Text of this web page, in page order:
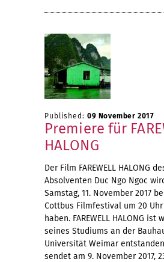
Published: 09 November 2017
Premiere für
HALONG
Der Film FAREWELL HALONG
Absolventen Duc Ngo Ngoc
Samstag, 11. November 2017
Cottbus Filmfestival um 20
haben. FAREWELL HALONG ist
seines Studiums an der
Universität Weimar
sendet am 9. November 2017,